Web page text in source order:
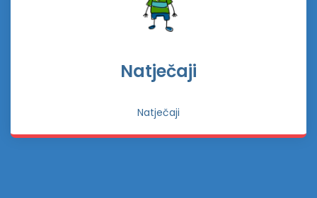
Natječaji
Natječaji